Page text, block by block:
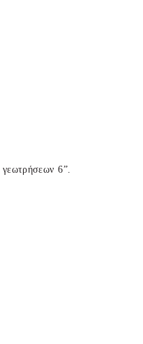
γεωτρήσεων 6”.